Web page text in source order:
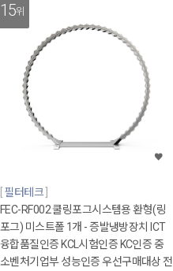
15위
필터테크
FEC-RF002 쿨링포그시스템용 환형(링
포그) 미스트폴 1개 - 증발냉방장치 ICT
융합품질인증 KCL시험인증 KC인증 중
소벤처기업부 성능인증 우선구매대상 전